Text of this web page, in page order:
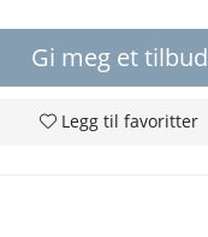
Gi meg et tilbud
Legg til favoritter